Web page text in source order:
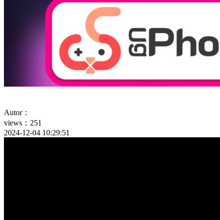
Autor：
views：251
2024-12-04 10:29:51